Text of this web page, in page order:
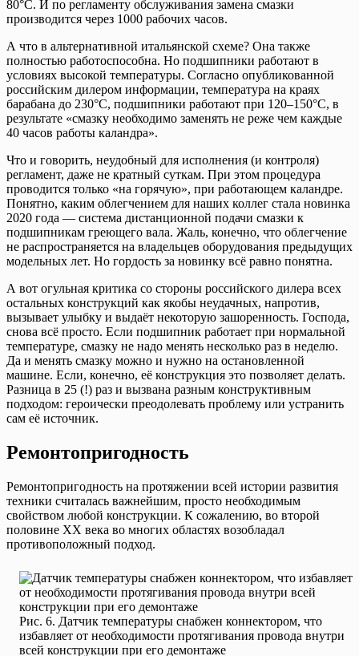
80°С. И по регламенту обслуживания замена смазки
производится через 1000 рабочих часов.
А что в альтернативной итальянской схеме? Она также
полностью работоспособна. Но подшипники работают в
условиях высокой температуры. Согласно опубликованной
российским дилером информации, температура на краях
барабана до 230°С, подшипники работают при 120–150°С, в
результате «смазку необходимо заменять не реже чем каждые
40 часов работы каландра».
Что и говорить, неудобный для исполнения (и контроля)
регламент, даже не кратный суткам. При этом процедура
проводится только «на горячую», при работающем каландре.
Понятно, каким облегчением для наших коллег стала новинка
2020 года — система дистанционной подачи смазки к
подшипникам греющего вала. Жаль, конечно, что облегчение
не распространяется на владельцев оборудования предыдущих
модельных лет. Но гордость за новинку всё равно понятна.
А вот огульная критика со стороны российского дилера всех
остальных конструкций как якобы неудачных, напротив,
вызывает улыбку и выдаёт некоторую зашоренность. Господа,
снова всё просто. Если подшипник работает при нормальной
температуре, смазку не надо менять несколько раз в неделю.
Да и менять смазку можно и нужно на остановленной
машине. Если, конечно, её конструкция это позволяет делать.
Разница в 25 (!) раз и вызвана разным конструктивным
подходом: героически преодолевать проблему или устранить
сам её источник.
Ремонтопригодность
Ремонтопригодность на протяжении всей истории развития
техники считалась важнейшим, просто необходимым
свойством любой конструкции. К сожалению, во второй
половине XX века во многих областях возобладал
противоположный подход.
Рис. 6. Датчик температуры снабжен коннектором, что
избавляет от необходимости протягивания провода внутри
всей конструкции при его демонтаже